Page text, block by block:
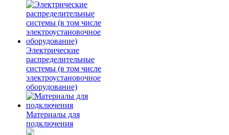
Электрические
распределительные
системы (в том числе
электроустановочное
оборудование)
Материалы для
подключения